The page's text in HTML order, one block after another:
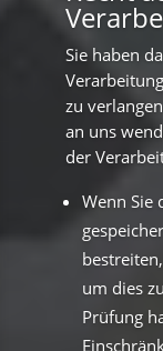
Sie haben
zu
an uns
der
Wenn Sie
um dies
Prüfung